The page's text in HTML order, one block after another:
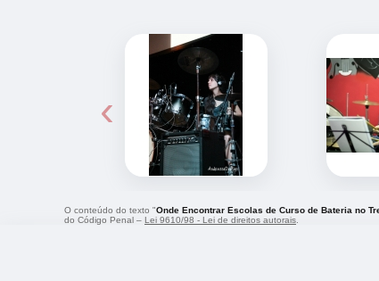
‹
O conteúdo do texto "Onde Encontrar Escolas de Curso de Bateria no
do Código Penal – Lei 9610/98 - Lei de direitos autorais